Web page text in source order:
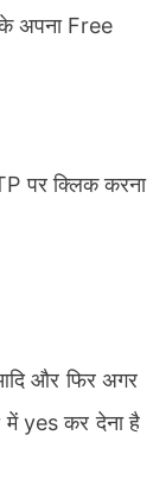
अपना Free
पर क्लिक करना
और फिर अगर
yes कर देना है